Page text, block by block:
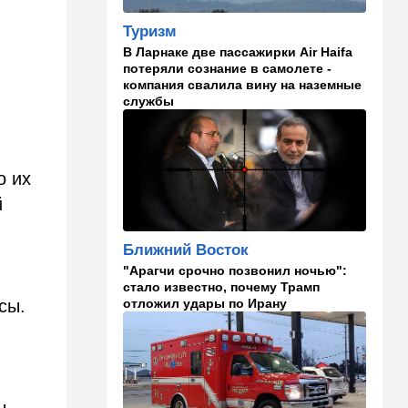
их
в "Мосаде"
00:07 Израиль
Стало известно, кому
принадлежит тело,
найденное в районе Петах-
Тиквы
Общество
Помогите найти: пропала
Эльмира из Рамат-Гана
23:35 Мнения
Безо всяких табу
22:20 Израиль
Проживающий в России
израильтянин прямо с
самолета угодил в ШАБАК
21:48 Израиль
"Сумасшедшие рулят
Туризм
В Ларнаке две пассажирки Air Haifa
потеряли сознание в самолете -
компания свалила вину на наземные
службы
Ближний Восток
"Арагчи срочно позвонил ночью":
стало известно, почему Трамп
отложил удары по Ирану